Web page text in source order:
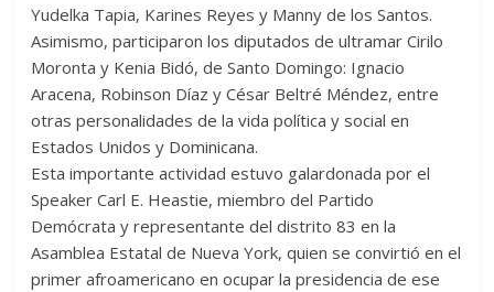
Yudelka Tapia, Karines Reyes y Manny de los Santos.
Asimismo, participaron los diputados de ultramar Cirilo
Moronta y Kenia Bidó, de Santo Domingo: Ignacio
Aracena, Robinson Díaz y César Beltré Méndez, entre
otras personalidades de la vida política y social en
Estados Unidos y Dominicana.
Esta importante actividad estuvo galardonada por el
Speaker Carl E. Heastie, miembro del Partido
Demócrata y representante del distrito 83 en la
Asamblea Estatal de Nueva York, quien se convirtió en el
primer afroamericano en ocupar la presidencia de ese